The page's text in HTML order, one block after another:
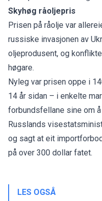
Skyhøg råoljepris
Prisen på råolje var
russiske invasjonen av
oljeprodusent, og
høgare.
Nyleg var prisen oppe i
14 år sidan – i enkelte
forbundsfellane sine om
Russlands
og sagt at eit
på over 300 dollar fatet.
LES OGSÅ